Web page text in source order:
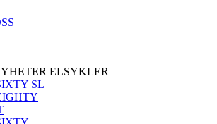
ELSYKLER
SL